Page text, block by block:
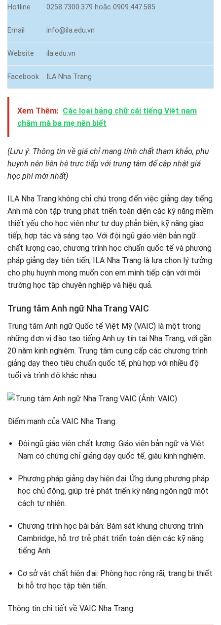
Hotline 0258.7300.379 hoặc 0909.447.585
Email info@ila.edu.vn
Website ila.edu.vn
Facebook ILA Nha Trang
Xem Thêm: Các loại bảng chữ cái tiếng Việt nam
châm mà ba mẹ nên biết
(Lưu ý: Thông tin về giá chỉ mang tính chất tham khảo, phụ
huynh nên liên hệ trực tiếp với trung tâm để cập nhật giá
học phí mới nhất)
ILA Nha Trang không chỉ chú trọng đến việc giảng dạy tiếng
Anh mà còn tập trung phát triển toàn diện các kỹ năng mềm
thiết yếu cho học viên như tư duy phản biện, kỹ năng giao
tiếp, hợp tác và sáng tạo. Với đội ngũ giáo viên bản ngữ
chất lượng cao, chương trình học chuẩn quốc tế và phương
pháp giảng dạy tiên tiến, ILA Nha Trang là lựa chọn lý tưởng
cho phụ huynh mong muốn con em mình tiếp cận với môi
trường học tập chuyên nghiệp và hiệu quả.
Trung tâm Anh ngữ Nha Trang VAIC
Trung tâm Anh ngữ Quốc tế Việt Mỹ (VAIC) là một trong
những đơn vị đào tạo tiếng Anh uy tín tại Nha Trang, với gần
20 năm kinh nghiệm. Trung tâm cung cấp các chương trình
giảng dạy theo tiêu chuẩn quốc tế, phù hợp với nhiều độ
tuổi và trình độ khác nhau.
Điểm mạnh của VAIC Nha Trang:
Đội ngũ giáo viên chất lượng: Giáo viên bản ngữ và Việt
Nam có chứng chỉ giảng dạy quốc tế, giàu kinh nghiệm.
Phương pháp giảng dạy hiện đại: Ứng dụng phương pháp
học chủ động, giúp trẻ phát triển kỹ năng ngôn ngữ một
cách tự nhiên.
Chương trình học bài bản: Bám sát khung chương trình
Cambridge, hỗ trợ trẻ phát triển toàn diện các kỹ năng
tiếng Anh.
Cơ sở vật chất hiện đại: Phòng học rộng rãi, trang bị thiết
bị hỗ trợ học tập tiên tiến.
Thông tin chi tiết về VAIC Nha Trang: